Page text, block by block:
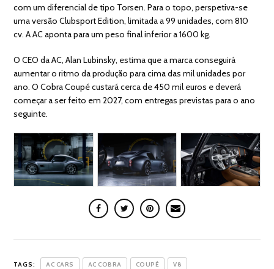
com um diferencial de tipo Torsen. Para o topo, perspetiva-se
uma versão Clubsport Edition, limitada a 99 unidades, com 810
cv. A AC aponta para um peso final inferior a 1600 kg.
O CEO da AC, Alan Lubinsky, estima que a marca conseguirá
aumentar o ritmo da produção para cima das mil unidades por
ano. O Cobra Coupé custará cerca de 450 mil euros e deverá
começar a ser feito em 2027, com entregas previstas para o ano
seguinte.
TAGS: AC CARS AC COBRA COUPÉ V8